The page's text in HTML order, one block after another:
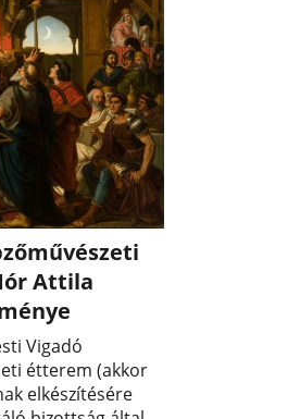
Attila
Vigadó
étterem (akkor
elkészítésére